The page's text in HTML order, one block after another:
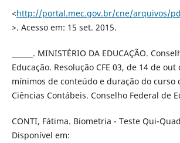
<http://portal.mec.gov.br/cne/arquivos/
>. Acesso em: 15 set. 2015.
______. MINISTÉRIO DA EDUCAÇÃO.
Educação. Resolução CFE 03, de 14 de out
mínimos de conteúdo e duração do curso
Ciências Contábeis. Conselho Federal de
CONTI, Fátima. Biometria - Teste Qui-
Disponível em: